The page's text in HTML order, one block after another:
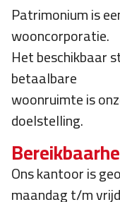
Patrimonium is
wooncorporatie.
Het beschikbaar
betaalbare
woonruimte is
doelstelling.
Ons kantoor is
maandag t/m